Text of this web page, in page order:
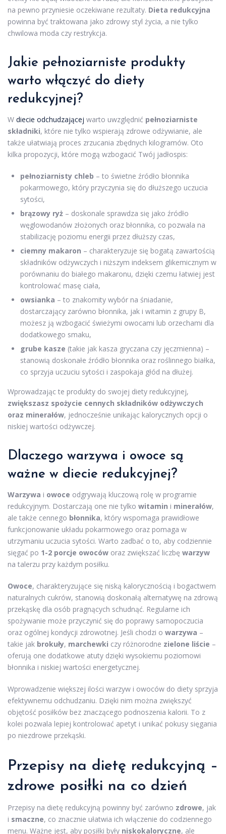
na pewno przyniesie oczekiwane rezultaty. Dieta redukcyjna
powinna być traktowana jako zdrowy styl życia, a nie tylko
chwilowa moda czy restrykcja.
Jakie pełnoziarniste produkty
warto włączyć do diety
redukcyjnej?
W diecie odchudzającej warto uwzględnić pełnoziarniste
składniki, które nie tylko wspierają zdrowe odżywianie, ale
także ułatwiają proces zrzucania zbędnych kilogramów. Oto
kilka propozycji, które mogą wzbogacić Twój jadłospis:
pełnoziarnisty chleb – to świetne źródło błonnika
pokarmowego, który przyczynia się do dłuższego uczucia
sytości,
brązowy ryż – doskonale sprawdza się jako źródło
węglowodanów złożonych oraz błonnika, co pozwala na
stabilizację poziomu energii przez dłuższy czas,
ciemny makaron – charakteryzuje się bogatą zawartością
składników odżywczych i niższym indeksem glikemicznym w
porównaniu do białego makaronu, dzięki czemu łatwiej jest
kontrolować masę ciała,
owsianka – to znakomity wybór na śniadanie,
dostarczający zarówno błonnika, jak i witamin z grupy B,
możesz ją wzbogacić świeżymi owocami lub orzechami dla
dodatkowego smaku,
grube kasze (takie jak kasza gryczana czy jęczmienna) –
stanowią doskonałe źródło błonnika oraz roślinnego białka,
co sprzyja uczuciu sytości i zaspokaja głód na dłużej.
Wprowadzając te produkty do swojej diety redukcyjnej,
zwiększasz spożycie cennych składników odżywczych
oraz minerałów, jednocześnie unikając kalorycznych opcji o
niskiej wartości odżywczej.
Dlaczego warzywa i owoce są
ważne w diecie redukcyjnej?
Warzywa i owoce odgrywają kluczową rolę w programie
redukcyjnym. Dostarczają one nie tylko witamin i minerałów,
ale także cennego błonnika, który wspomaga prawidłowe
funkcjonowanie układu pokarmowego oraz pomaga w
utrzymaniu uczucia sytości. Warto zadbać o to, aby codziennie
sięgać po 1-2 porcje owoców oraz zwiększać liczbę warzyw
na talerzu przy każdym posiłku.
Owoce, charakteryzujące się niską kalorycznością i bogactwem
naturalnych cukrów, stanowią doskonałą alternatywę na zdrową
przekąskę dla osób pragnących schudnąć. Regularne ich
spożywanie może przyczynić się do poprawy samopoczucia
oraz ogólnej kondycji zdrowotnej. Jeśli chodzi o warzywa –
takie jak brokuły, marchewki czy różnorodne zielone liście –
oferują one dodatkowe atuty dzięki wysokiemu poziomowi
błonnika i niskiej wartości energetycznej.
Wprowadzenie większej ilości warzyw i owoców do diety sprzyja
efektywnemu odchudzaniu. Dzięki nim można zwiększyć
objętość posiłków bez znaczącego podnoszenia kalorii. To z
kolei pozwala lepiej kontrolować apetyt i unikać pokusy sięgania
po niezdrowe przekąski.
Przepisy na dietę redukcyjną –
zdrowe posiłki na co dzień
Przepisy na dietę redukcyjną powinny być zarówno zdrowe, jak
i smaczne, co znacznie ułatwia ich włączenie do codziennego
menu. Ważne jest, aby posiłki były niskokaloryczne, ale